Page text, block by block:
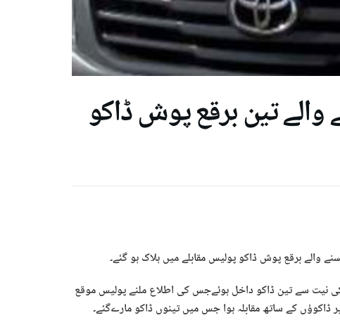
تین برقع پوش ڈاکو
والے برقع پوش ڈاکو پولیس مقابلے میں ہلاک ہو گئے۔
نیت سے تین ڈاکو داخل ہوئےجس کی اطلاع ملنے پولیس موقع
ڈاکوؤں کے ساتھ مقابلہ ہوا جس میں تینوں ڈاکو مارےگئے۔